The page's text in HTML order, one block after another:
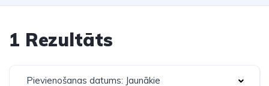
1 Rezultāts
Pievienošanas datums: Jaunākie